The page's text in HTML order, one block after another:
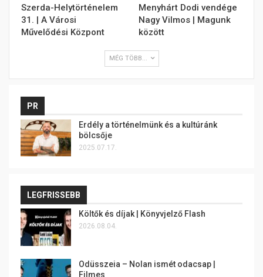
Szerda-Helytörténelem
31. | A Városi
Művelődési Központ
Menyhárt Dodi vendége
Nagy Vilmos | Magunk
között
MÉG TÖBB...
PR
Erdély a történelmünk és a kultúránk
bölcsője
2025.07.17.
LEGFRISSEBB
Költők és díjak | Könyvjelző Flash
2026.08.04.
Odüsszeia – Nolan ismét odacsap |
Filmes